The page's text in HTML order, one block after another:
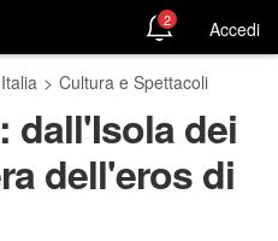
2 Accedi
> Cultura e Spettacoli
dall'Isola dei
dell'eros di